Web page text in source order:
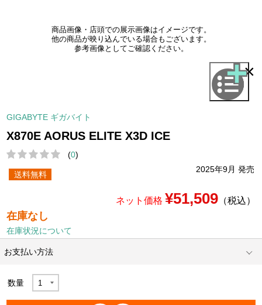
商品画像・店頭での展示画像はイメージです。
他の商品が映り込んでいる場合もございます。
参考画像としてご確認ください。
×
GIGABYTE ギガバイト
X870E AORUS ELITE X3D ICE
(0)
2025年9月 発売
送料無料
ネット価格 ¥51,509（税込）
在庫なし
在庫状況について
お支払い方法
数量